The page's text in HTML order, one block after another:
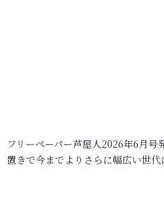
フリーペーパー芦屋人2026年6月
置きで今までよりさらに幅広い世